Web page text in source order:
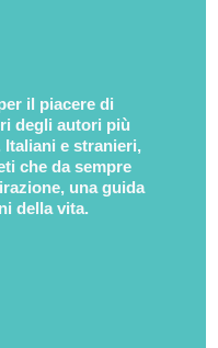
il piacere di
degli autori più
e stranieri,
che da sempre
una guida
della vita.